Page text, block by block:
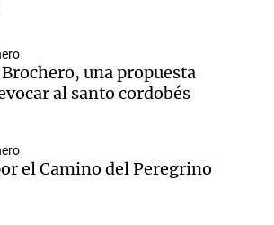
una propuesta
al santo cordobés
el Camino del Peregrino